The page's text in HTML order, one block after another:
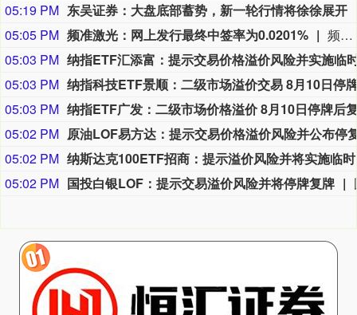
05:19 PM 东吴证券：大盘底部蓄势，新一轮行情将徐徐展开
05:05 PM 频准激光：网上发行最终中签率为0.0201%
频准激光8月9日公告，回拨机制启动后，网上发行最终中签率为0.0201%。
05:03 PM
05:03 PM
05:03 PM
05:02 PM
05:02 PM
纳斯
05:02 PM 国投白银LOF：提示交易溢价风险并将停牌复牌